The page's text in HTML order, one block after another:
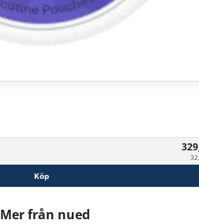
Köp
Mer från nued